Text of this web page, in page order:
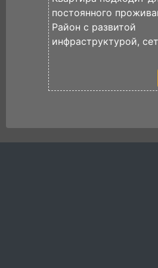
постоянного
Район с развитой
инфраструктурой,